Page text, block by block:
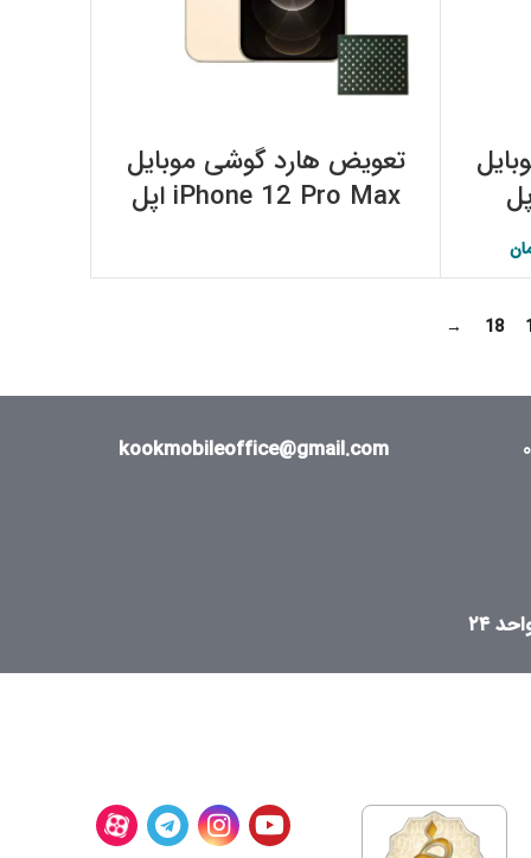
تعویض هارد گوشی موبایل
iPhone 12 Pro Max اپل
18
→
kookmobileoffice@gmail.com
۲۴